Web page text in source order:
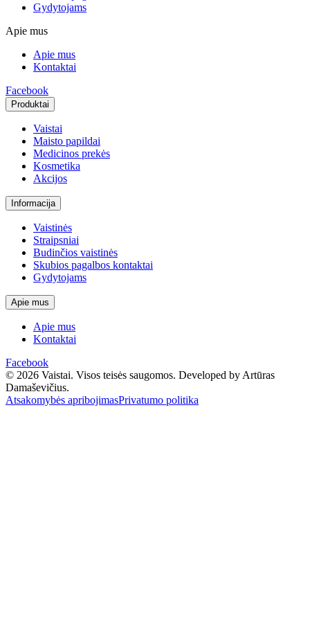
Gydytojams
Apie mus
Apie mus
Kontaktai
Facebook
Produktai
Vaistai
Maisto papildai
Medicinos prekės
Kosmetika
Akcijos
Informacija
Vaistinės
Straipsniai
Budinčios vaistinės
Skubios pagalbos kontaktai
Gydytojams
Apie mus
Apie mus
Kontaktai
Facebook
© 2026 Vaistai. Visos teisės saugomos. Developed by Artūras
Damaševičius.
Atsakomybės apribojimasPrivatumo politika